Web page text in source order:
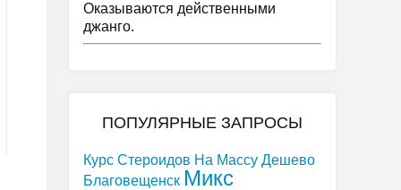
Оказываются действенными
джанго.
ПОПУЛЯРНЫЕ ЗАПРОСЫ
Курс Стероидов На Массу Дешево
Благовещенск Микс